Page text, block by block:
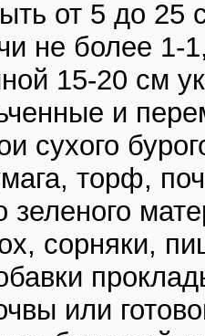
от 5 до
не более 1-
15-20 см
и
сухого
торф,
зеленого
сорняки,
или